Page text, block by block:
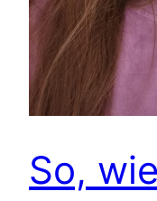
So,